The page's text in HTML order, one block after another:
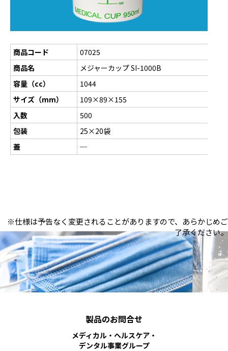
商品コード
07025
商品名
メジャーカップ SI-1000B
容量（cc）
1044
サイズ（mm）
109×89×155
入数
500
包装
25×20袋
蓋
─
※仕様は予告なく変更されることがありますので、あらかじめご
了承ください。
製品のお問合せ
メディカル・ヘルスケア・
デンタル事業グループ